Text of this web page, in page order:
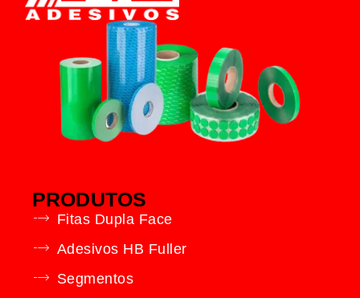
PRODUTOS
Fitas Dupla Face
Adesivos HB Fuller
Segmentos